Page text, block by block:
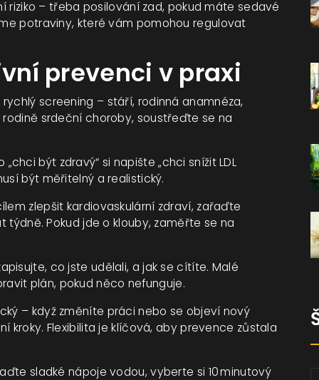
riziko – třeba posilování zad, pokud máte sedavé
potraviny, které vám pomohou regulovat
prevenci v praxi
screening – stáří, rodinná anamnéza,
srdeční choroby, soustřeďte se na
být zdravý“ si napište „chci snížit LDL
být měřitelný a realistický.
zlepšit kardiovaskulární zdraví, zařaďte
týdně. Pokud jde o klouby, zaměřte se na
co jste udělali, a jak se cítíte. Malé
plán, pokud něco nefunguje.
– když změníte práci nebo se objeví nový
kroky. Flexibilita je klíčová, aby prevence zůstala
sladké nápoje vodou, vyberte si 10 minutový